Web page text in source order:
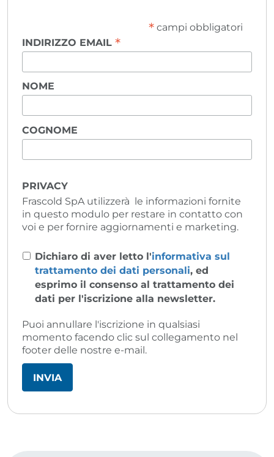
*campi obbligatori
INDIRIZZO EMAIL *
NOME
COGNOME
PRIVACY
Frascold SpA utilizzerà le informazioni fornite
in questo modulo per restare in contatto con
voi e per fornire aggiornamenti e marketing.
Dichiaro di aver letto l'informativa sul
trattamento dei dati personali, ed
esprimo il consenso al trattamento dei
dati per l'iscrizione alla newsletter.
Puoi annullare l'iscrizione in qualsiasi
momento facendo clic sul collegamento nel
footer delle nostre e-mail.